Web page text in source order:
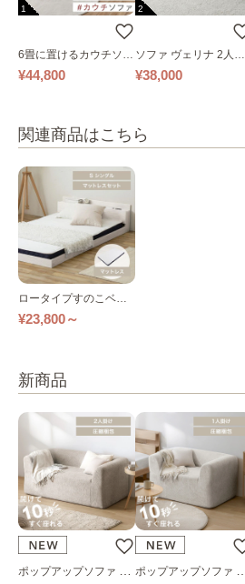
1
6畳に置けるカウチソフ
ァ｜ベージュ
¥44,800
2
ソファ ヴェリナ 2人掛
け
¥38,000
関連商品はこちら
ロータイプすのこベッ
ド 棚・コンセント・マ
¥23,800～
新商品
ポップアップソファ ソ
ポップアップソファ ソ